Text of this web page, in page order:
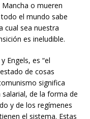
o mueren
el mundo sabe
cual sea nuestra
es ineludible.
Engels, es “el
de cosas
significa
de la forma de
y de los regímenes
el sistema. Estas